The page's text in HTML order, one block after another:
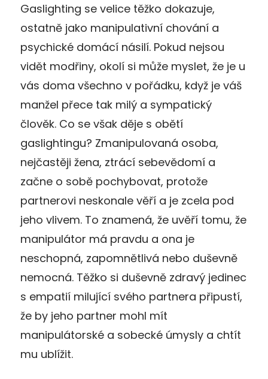
Gaslighting se velice těžko dokazuje,
ostatně jako manipulativní chování a
psychické domácí násilí. Pokud nejsou
vidět modřiny, okolí si může myslet, že je u
vás doma všechno v pořádku, když je váš
manžel přece tak milý a sympatický
člověk. Co se však děje s obětí
gaslightingu? Zmanipulovaná osoba,
nejčastěji žena, ztrácí sebevědomí a
začne o sobě pochybovat, protože
partnerovi neskonale věří a je zcela pod
jeho vlivem. To znamená, že uvěří tomu, že
manipulátor má pravdu a ona je
neschopná, zapomnětlivá nebo duševně
nemocná. Těžko si duševně zdravý jedinec
s empatií milující svého partnera připustí,
že by jeho partner mohl mít
manipulátorské a sobecké úmysly a chtít
mu ublížit.